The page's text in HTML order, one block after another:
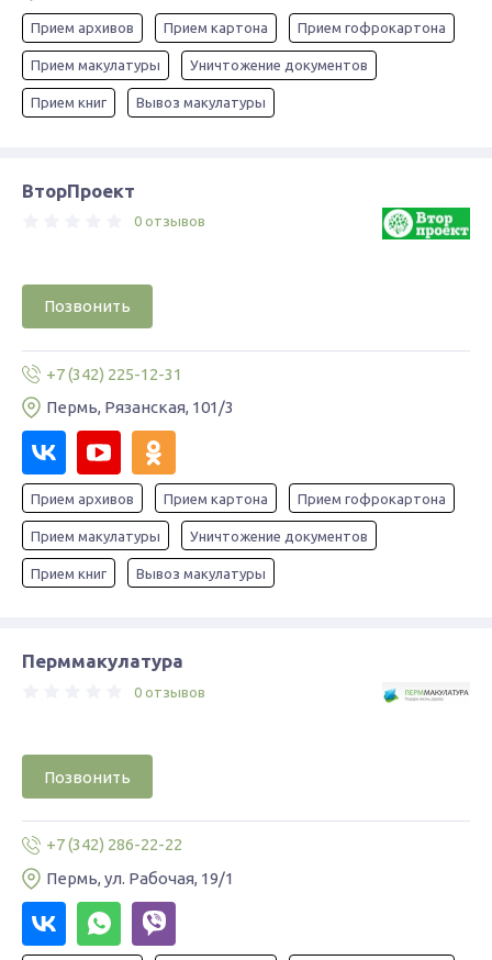
Прием архивов Прием картона Прием гофрокартона
Прием макулатуры Уничтожение документов
Прием книг Вывоз макулатуры
ВторПроект
0 отзывов
Позвонить
+7 (342) 225-12-31
Пермь, Рязанская, 101/3
Прием архивов Прием картона Прием гофрокартона
Прием макулатуры Уничтожение документов
Прием книг Вывоз макулатуры
Перммакулатура
0 отзывов
Позвонить
+7 (342) 286-22-22
Пермь, ул. Рабочая, 19/1